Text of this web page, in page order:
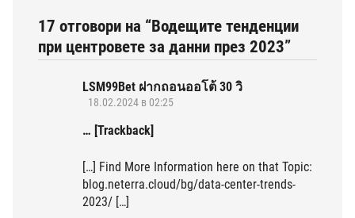
17 отговори на “Водещите тенденции
при центровете за данни през 2023”
LSM99Bet ฝากถอนออโต้ 30 วิ
18.02.2024 в 02:25
… [Trackback]
[…] Find More Information here on that Topic:
blog.neterra.cloud/bg/data-center-trends-
2023/ […]